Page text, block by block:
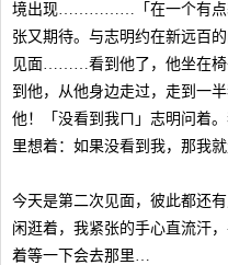
境出现……………「在一个有点
张又期待。与志明约在新远百
见面………看到他了，他坐在椅
到他，从他身边走过，走到一
他！「没看到我ㄇ」志明问着
里想着：如果没看到我，那我就
今天是第二次见面，彼此都还
闲逛着，我紧张的手心直流汗
着等一下会去那里…